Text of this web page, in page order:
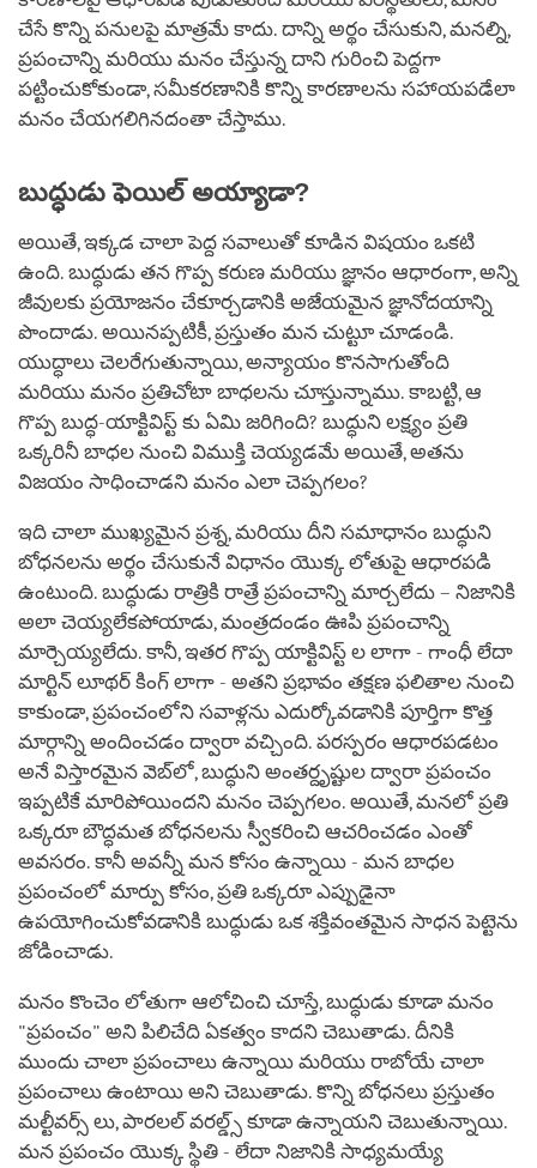
చేసే కొన్ని పనులపై మాత్రమే కాదు. దాన్ని అర్థం చేసుకుని, మనల్ని,
ప్రపంచాన్ని మరియు మనం చేస్తున్న దాని గురించి పెద్దగా
పట్టించుకోకుండా, సమీకరణానికి కొన్ని కారణాలను సహాయపడేలా
మనం చేయగలిగినదంతా చేస్తాము.
బుద్ధుడు ఫెయిల్ అయ్యాడా?
అయితే, ఇక్కడ చాలా పెద్ద సవాలుతో కూడిన విషయం ఒకటి
ఉంది. బుద్ధుడు తన గొప్ప కరుణ మరియు జ్ఞానం ఆధారంగా, అన్ని
జీవులకు ప్రయోజనం చేకూర్చడానికి అజేయమైన జ్ఞానోదయాన్ని
పొందాడు. అయినప్పటికీ, ప్రస్తుతం మన చుట్టూ చూడండి.
యుద్ధాలు చెలరేగుతున్నాయి, అన్యాయం కొనసాగుతోంది
మరియు మనం ప్రతిచోటా బాధలను చూస్తున్నాము. కాబట్టి, ఆ
గొప్ప బుద్ధ-యాక్టివిస్ట్ కు ఏమి జరిగింది? బుద్ధుని లక్ష్యం ప్రతి
ఒక్కరినీ బాధల నుంచి విముక్తి చెయ్యడమే అయితే, అతను
విజయం సాధించాడని మనం ఎలా చెప్పగలం?
ఇది చాలా ముఖ్యమైన ప్రశ్న, మరియు దీని సమాధానం బుద్ధుని
బోధనలను అర్థం చేసుకునే విధానం యొక్క లోతుపై ఆధారపడి
ఉంటుంది. బుద్ధుడు రాత్రికి రాత్రే ప్రపంచాన్ని మార్చలేదు – నిజానికి
అలా చెయ్యలేకపోయాడు, మంత్రదండం ఊపి ప్రపంచాన్ని
మార్చెయ్యలేదు. కానీ, ఇతర గొప్ప యాక్టివిస్ట్ ల లాగా - గాంధీ లేదా
మార్టిన్ లూథర్ కింగ్ లాగా - అతని ప్రభావం తక్షణ ఫలితాల నుంచి
కాకుండా, ప్రపంచంలోని సవాళ్లను ఎదుర్కోవడానికి పూర్తిగా కొత్త
మార్గాన్ని అందించడం ద్వారా వచ్చింది. పరస్పరం ఆధారపడటం
అనే విస్తారమైన వెబ్‌లో, బుద్ధుని అంతర్దృష్టుల ద్వారా ప్రపంచం
ఇప్పటికే మారిపోయిందని మనం చెప్పగలం. అయితే, మనలో ప్రతి
ఒక్కరూ బౌద్ధమత బోధనలను స్వీకరించి ఆచరించడం ఎంతో
అవసరం. కానీ అవన్నీ మన కోసం ఉన్నాయి - మన బాధల
ప్రపంచంలో మార్పు కోసం, ప్రతి ఒక్కరూ ఎప్పుడైనా
ఉపయోగించుకోవడానికి బుద్ధుడు ఒక శక్తివంతమైన సాధన పెట్టెను
జోడించాడు.
మనం కొంచెం లోతుగా ఆలోచించి చూస్తే, బుద్ధుడు కూడా మనం
"ప్రపంచం" అని పిలిచేది ఏకత్వం కాదని చెబుతాడు. దీనికి
ముందు చాలా ప్రపంచాలు ఉన్నాయి మరియు రాబోయే చాలా
ప్రపంచాలు ఉంటాయి అని చెబుతాడు. కొన్ని బోధనలు ప్రస్తుతం
మల్టీవర్స్ లు, పారలల్ వరల్డ్స్ కూడా ఉన్నాయని చెబుతున్నాయి.
మన ప్రపంచం యొక్క స్థితి - లేదా నిజానికి సాధ్యమయ్యే